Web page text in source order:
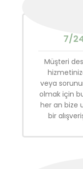
7/
Müşteri
veya
olmak için
her an bize
bir